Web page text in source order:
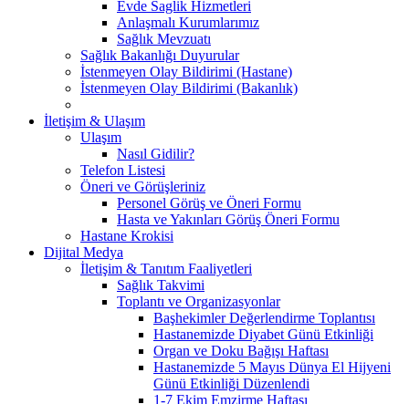
Evde Saglik Hizmetleri
Anlaşmalı Kurumlarımız
Sağlık Mevzuatı
Sağlık Bakanlığı Duyurular
İstenmeyen Olay Bildirimi (Hastane)
İstenmeyen Olay Bildirimi (Bakanlık)
İletişim & Ulaşım
Ulaşım
Nasıl Gidilir?
Telefon Listesi
Öneri ve Görüşleriniz
Personel Görüş ve Öneri Formu
Hasta ve Yakınları Görüş Öneri Formu
Hastane Krokisi
Dijital Medya
İletişim & Tanıtım Faaliyetleri
Sağlık Takvimi
Toplantı ve Organizasyonlar
Başhekimler Değerlendirme Toplantısı
Hastanemizde Diyabet Günü Etkinliği
Organ ve Doku Bağışı Haftası
Hastanemizde 5 Mayıs Dünya El Hijyeni
Günü Etkinliği Düzenlendi
1-7 Ekim Emzirme Haftası